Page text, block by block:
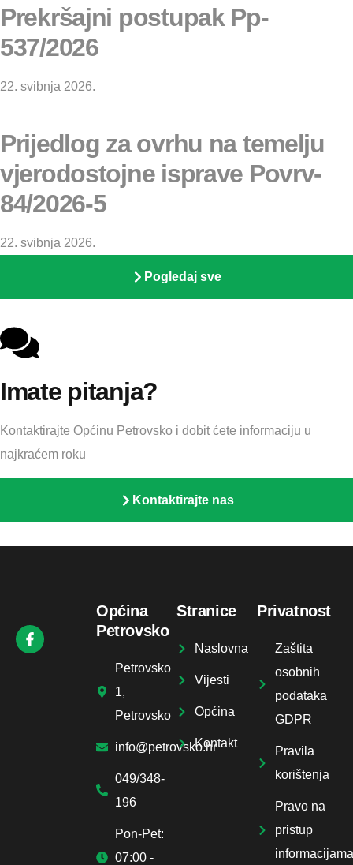
Prekršajni postupak Pp-
537/2026
22. svibnja 2026.
Prijedlog za ovrhu na temelju
vjerodostojne isprave Povrv-
84/2026-5
22. svibnja 2026.
Pogledaj sve
Imate pitanja?
Kontaktirajte Općinu Petrovsko i dobit ćete informaciju u
najkraćem roku
Kontaktirajte nas
Općina
Petrovsko
Petrovsko
1,
Petrovsko
info@petrovsko.hr
049/348-
196
Pon-Pet:
07:00 -
Stranice
Naslovna
Vijesti
Općina
Kontakt
Privatnost
Zaštita
osobnih
podataka
GDPR
Pravila
korištenja
Pravo na
pristup
informacijama